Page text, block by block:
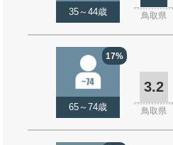
35～44歳 鳥取県
17%
65～74歳
3.2
鳥取県